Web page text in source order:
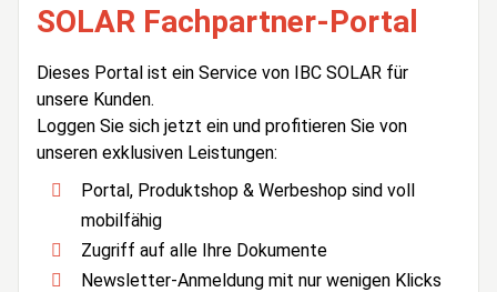
SOLAR Fachpartner-Portal
Dieses Portal ist ein Service von IBC SOLAR für
unsere Kunden.
Loggen Sie sich jetzt ein und profitieren Sie von
unseren exklusiven Leistungen:
Portal, Produktshop & Werbeshop sind voll
mobilfähig
Zugriff auf alle Ihre Dokumente
Newsletter-Anmeldung mit nur wenigen Klicks